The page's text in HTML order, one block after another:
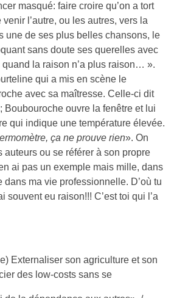
masqué: faire croire qu’on a tort
l’autre, ou les autres, vers la
une de ses plus belles chansons, le
sans doute ses querelles avec
la raison n’a plus raison… ».
qui a mis en scène le
avec sa maîtresse. Celle-ci dit
Boubouroche ouvre la fenêtre et lui
qui indique une température élevée.
ça ne prouve rien». On
auteurs ou se référer à son propre
ai pas un exemple mais mille, dans
dans ma vie professionnelle. D’où tu
souvent eu raison!!! C’est toi qui l’a
Externaliser son agriculture et son
des low-costs sans se